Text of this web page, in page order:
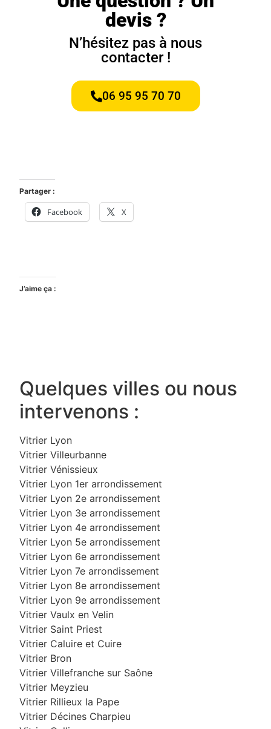
devis ?
N’hésitez pas à nous
contacter !
06 95 95 70 70
Partager :
Facebook X
J’aime ça :
Quelques villes ou nous
intervenons :
Vitrier Lyon
Vitrier Villeurbanne
Vitrier Vénissieux
Vitrier Lyon 1er arrondissement
Vitrier Lyon 2e arrondissement
Vitrier Lyon 3e arrondissement
Vitrier Lyon 4e arrondissement
Vitrier Lyon 5e arrondissement
Vitrier Lyon 6e arrondissement
Vitrier Lyon 7e arrondissement
Vitrier Lyon 8e arrondissement
Vitrier Lyon 9e arrondissement
Vitrier Vaulx en Velin
Vitrier Saint Priest
Vitrier Caluire et Cuire
Vitrier Bron
Vitrier Villefranche sur Saône
Vitrier Meyzieu
Vitrier Rillieux la Pape
Vitrier Décines Charpieu